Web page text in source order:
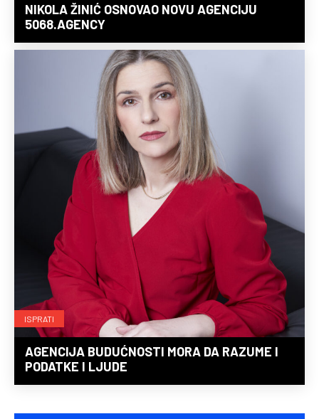
NIKOLA ŽINIĆ OSNOVAO NOVU AGENCIJU
5068.AGENCY
ISPRATI
AGENCIJA BUDUĆNOSTI MORA DA RAZUME I
PODATKE I LJUDE